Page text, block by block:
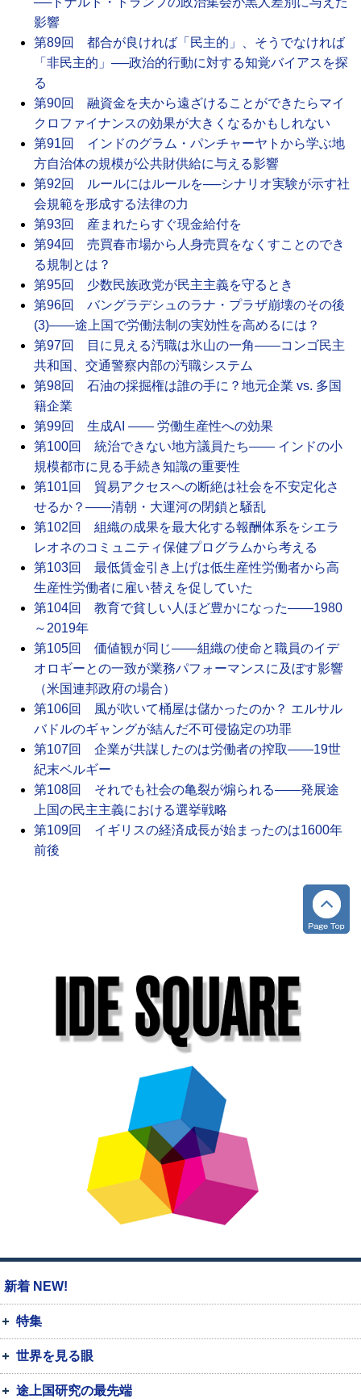
影響
第89回 都合が良ければ「民主的」、そうでなければ
「非民主的」──政治的行動に対する知覚バイアスを探
る
第90回 融資金を夫から遠ざけることができたらマイ
クロファイナンスの効果が大きくなるかもしれない
第91回 インドのグラム・パンチャーヤトから学ぶ地
方自治体の規模が公共財供給に与える影響
第92回 ルールにはルールを──シナリオ実験が示す社
会規範を形成する法律の力
第93回 産まれたらすぐ現金給付を
第94回 売買春市場から人身売買をなくすことのでき
る規制とは？
第95回 少数民族政党が民主主義を守るとき
第96回 バングラデシュのラナ・プラザ崩壊のその後
(3)――途上国で労働法制の実効性を高めるには？
第97回 目に見える汚職は氷山の一角――コンゴ民主
共和国、交通警察内部の汚職システム
第98回 石油の採掘権は誰の手に？地元企業 vs. 多国
籍企業
第99回 生成AI ―― 労働生産性への効果
第100回 統治できない地方議員たち―― インドの小
規模都市に見る手続き知識の重要性
第101回 貿易アクセスへの断絶は社会を不安定化さ
せるか？――清朝・大運河の閉鎖と騒乱
第102回 組織の成果を最大化する報酬体系をシエラ
レオネのコミュニティ保健プログラムから考える
第103回 最低賃金引き上げは低生産性労働者から高
生産性労働者に雇い替えを促していた
第104回 教育で貧しい人ほど豊かになった――1980
～2019年
第105回 価値観が同じ――組織の使命と職員のイデ
オロギーとの一致が業務パフォーマンスに及ぼす影響
（米国連邦政府の場合）
第106回 風が吹いて桶屋は儲かったのか？ エルサル
バドルのギャングが結んだ不可侵協定の功罪
第107回 企業が共謀したのは労働者の搾取――19世
紀末ベルギー
第108回 それでも社会の亀裂が煽られる――発展途
上国の民主主義における選挙戦略
第109回 イギリスの経済成長が始まったのは1600年
前後
新着 NEW!
特集
世界を見る眼
途上国研究の最先端